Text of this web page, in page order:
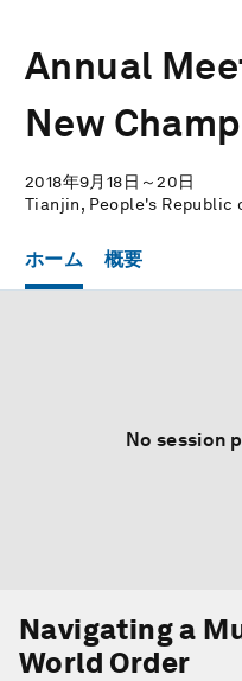
Annual
New
2018年9月18日～20日
Tianjin, People's Republic
ホーム 概要
No session
Navigating a
World Order